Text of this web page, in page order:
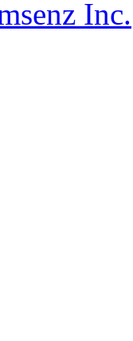
Inc.